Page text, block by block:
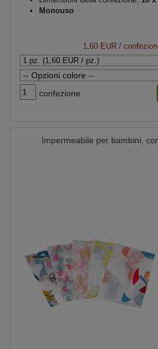
Monouso
1,60 EUR /
confezione
Impermeabile per bambini,